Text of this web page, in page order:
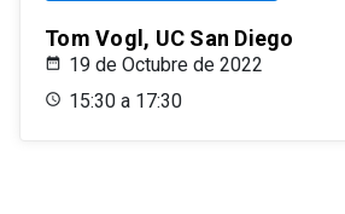
Tom Vogl, UC San Diego
19 de Octubre de 2022
15:30 a 17:30